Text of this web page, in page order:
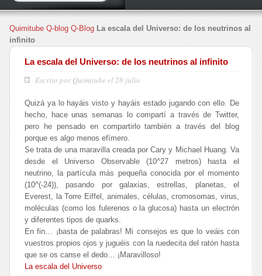
Quimitube Q-blog Q-Blog La escala del Universo: de los neutrinos al
infinito
La escala del Universo: de los neutrinos al infinito
Escrito por Quimitube el 28 julio
Quizá ya lo hayáis visto y hayáis estado jugando con ello. De
hecho, hace unas semanas lo compartí a través de Twitter,
pero he pensado en compartirlo también a través del blog
porque es algo menos efímero.
Se trata de una maravilla creada por Cary y Michael Huang. Va
desde el Universo Observable (10^27 metros) hasta el
neutrino, la partícula más pequeña conocida por el momento
(10^(-24)), pasando por galaxias, estrellas, planetas, el
Everest, la Torre Eiffel, animales, células, cromosomas, virus,
moléculas (como los fulerenos o la glucosa) hasta un electrón
y diferentes tipos de quarks.
En fin… ¡basta de palabras! Mi consejos es que lo veáis con
vuestros propios ojos y juguéis con la ruedecita del ratón hasta
que se os canse el dedo… ¡Maravilloso!
La escala del Universo